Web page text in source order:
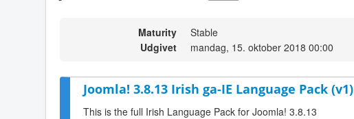
Maturity
Stable
Udgivet
mandag, 15. oktober 2018 00:00
Joomla! 3.8.13 Irish ga-IE Language Pack (v1)
This is the full Irish Language Pack for Joomla! 3.8.13